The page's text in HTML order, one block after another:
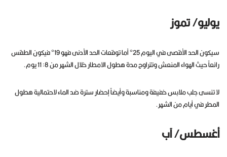
يوليو/ تموز
سيكون الحد الأقصى في اليوم 25° أما توقعات الحد الأدنى فهو 19° فيكون الطقس
رائعاً حيث الهواء المنعش وتتراوح مدة هطول الامطار خلال الشهر من 8: 11 يوم.
لا تنسى جلب ملابس خفيفة ومناسبة وأيضاً إحضار سترة ضد الماء لاحتمالية هطول
المطر في أيام من الشهر.
أغسطس/ آب